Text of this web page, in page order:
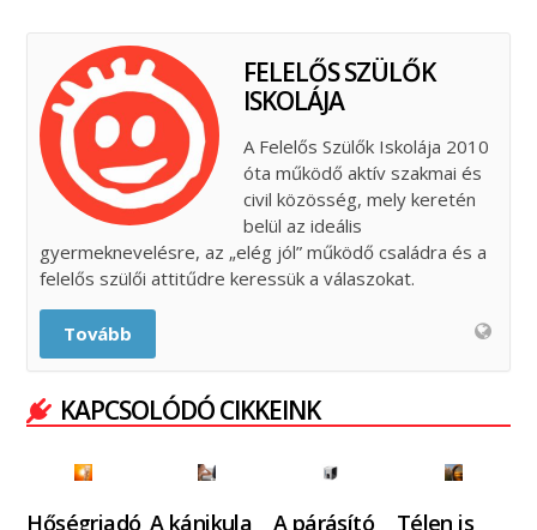
FELELŐS SZÜLŐK
ISKOLÁJA
A Felelős Szülők Iskolája 2010
óta működő aktív szakmai és
civil közösség, mely keretén
belül az ideális
gyermeknevelésre, az „elég jól” működő családra és a
felelős szülői attitűdre keressük a válaszokat.
Tovább
KAPCSOLÓDÓ CIKKEINK
Hőségriadó A kánikula
A párásító
Télen is